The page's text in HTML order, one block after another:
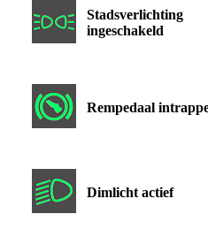
Stadsverlichting
ingeschakeld
Rempedaal
Dimlicht actief